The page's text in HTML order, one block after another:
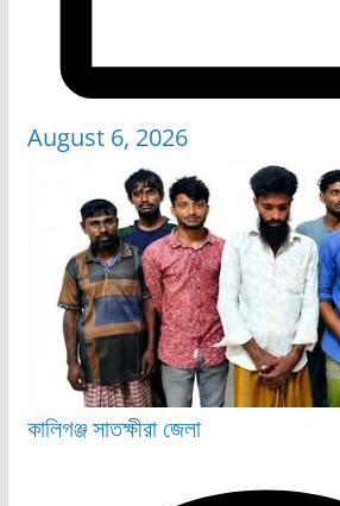
August 6, 2026
কালিগঞ্জসাতক্ষীরা জেলা